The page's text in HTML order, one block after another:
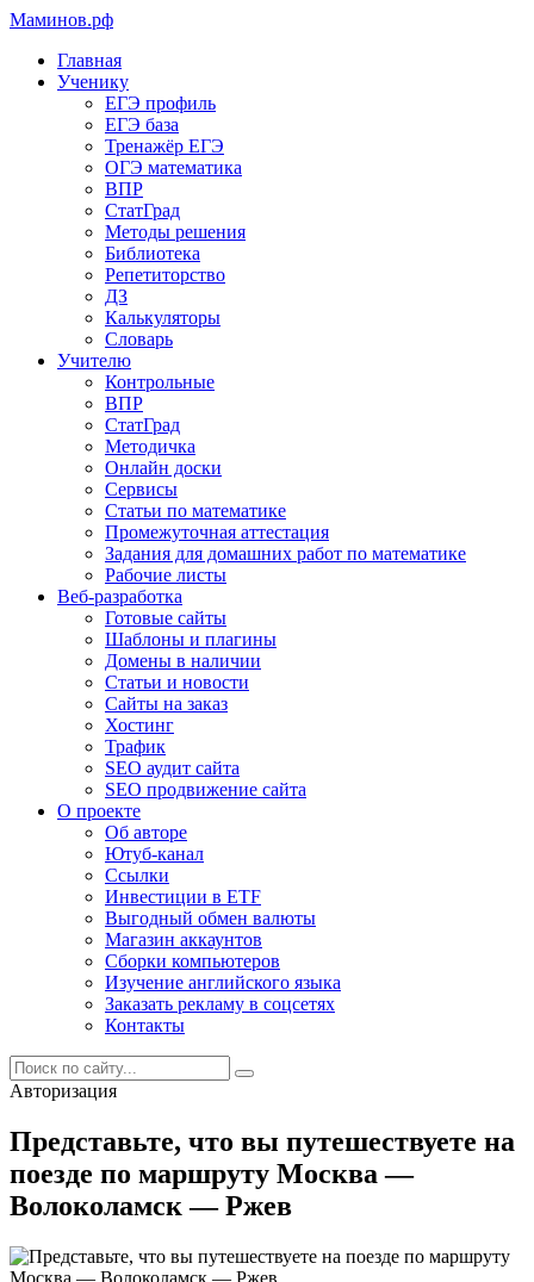
Маминов.рф
Главная
Ученику
ЕГЭ профиль
ЕГЭ база
Тренажёр ЕГЭ
ОГЭ математика
ВПР
СтатГрад
Методы решения
Библиотека
Репетиторство
ДЗ
Калькуляторы
Словарь
Учителю
Контрольные
ВПР
СтатГрад
Методичка
Онлайн доски
Сервисы
Статьи по математике
Промежуточная аттестация
Задания для домашних работ по математике
Рабочие листы
Веб-разработка
Готовые сайты
Шаблоны и плагины
Домены в наличии
Статьи и новости
Сайты на заказ
Хостинг
Трафик
SEO аудит сайта
SEO продвижение сайта
О проекте
Об авторе
Ютуб-канал
Ссылки
Инвестиции в ETF
Выгодный обмен валюты
Магазин аккаунтов
Сборки компьютеров
Изучение английского языка
Заказать рекламу в соцсетях
Контакты
Авторизация
Представьте, что вы путешествуете на
поезде по маршруту Москва —
Волоколамск — Ржев